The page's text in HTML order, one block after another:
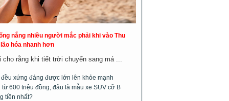
nắng nhiều người mắc phải khi vào Thu
hóa nhanh hơn
rằng khi tiết trời chuyển sang má ...
đều xứng đáng được lớn lên khỏe mạnh
từ 600 triệu đồng, đâu là mẫu xe SUV cỡ B
tiền nhất?